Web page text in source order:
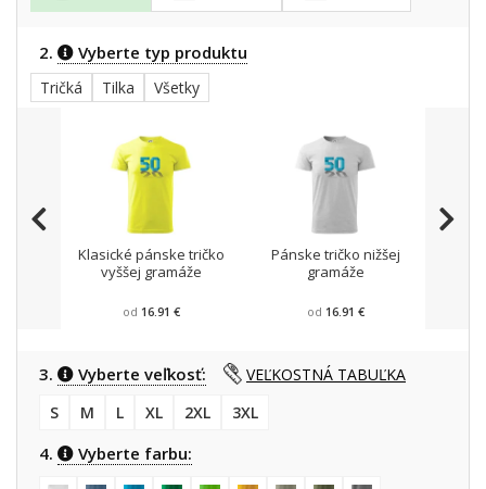
2. Vyberte typ produktu
Tričká Tilka Všetky
Klasické pánske tričko
vyššej gramáže
od 16.91 €
Pánske tričko nižšej
gramáže
od 16.91 €
3. Vyberte veľkosť:
VEĽKOSTNÁ TABUĽKA
S
M L XL 2XL 3XL
4. Vyberte farbu: